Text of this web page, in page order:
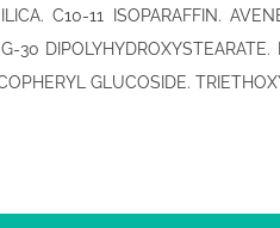
C10-11 ISOPARAFFIN.
30
GLUCOSIDE.